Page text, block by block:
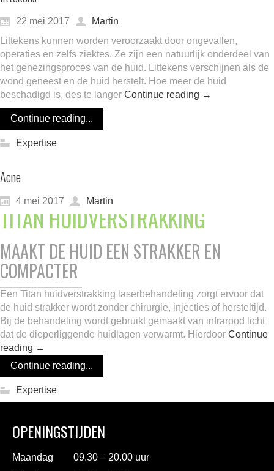
22 mei 2017
Martin
Littekens kunnen worden veroorzaakt door ongevallen,
operaties en zelfs ziektes. Ze zijn een natuurlijk onderdeel van
het genezingsproces van de huid. Littekens verschijnen als de
wond geneest en de huid herstelt. Hoe meer de huid
beschadigd is, des te langer Continue reading →
Continue reading...
Expertise
Acne
4 mei 2017 Martin
TITAN HUIDVERSTRAKKING
MAAKT DE HUID EEN STRAKKER EN
COMPACTER
Een Titan huidverstrakking laserbehandeling zorgt ervoor dat
de huid strakker wordt zonder chirurgie, injecties of hersteltijd.
Bij de behandeling wordt gebruikt gemaakt van infrarood licht
dat de dieperliggende huidlagen verwarmt. Hierdoor Continue
reading →
Continue reading...
Expertise
OPENINGSTIJDEN
Maandag
09.30 – 20.00 uur